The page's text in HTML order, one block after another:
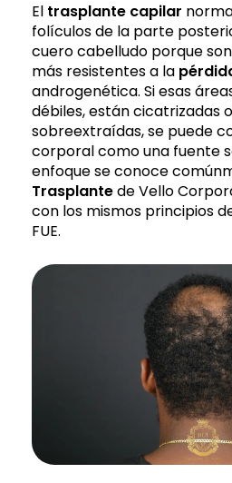
El trasplante capilar
folículos de la parte
cuero cabelludo porque
más resistentes a la
androgenética. Si esas
débiles, están cicatrizadas
sobreextraídas, se puede
corporal como una fuente
enfoque se conoce
Trasplantede Vello
con los mismos principios
FUE.